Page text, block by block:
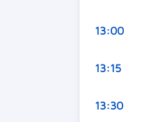
13:00
13:15
13:30